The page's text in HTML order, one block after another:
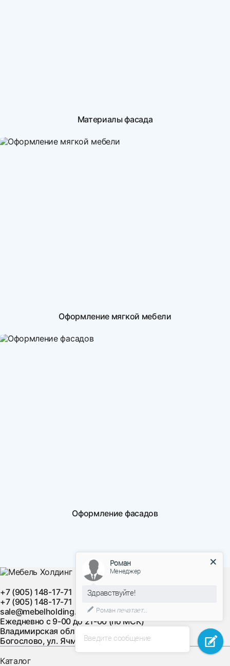
Материалы фасада
Оформление мягкой мебели
Оформление фасадов
+7 (905) 148-17-71
+7 (905) 148-17-71
sale@mebelholding.ru
Ежедневно с 9-00 до 21-00 (по МСК)
Владимирская область, Суздальский район, с.
Богослово, ул. Ячменная, д. 10
Каталог
Введите сообщение
Роман
Менеджер
Здравствуйте!
Романпечатает...